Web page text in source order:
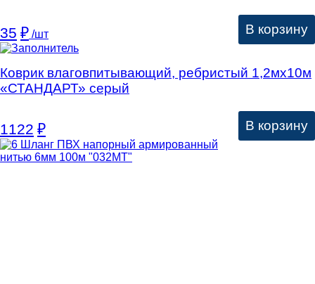
35 ₽ /шт В корзину
Коврик влаговпитывающий, ребристый 1,2мх10м
«СТАНДАРТ» серый
1122 ₽ В корзину